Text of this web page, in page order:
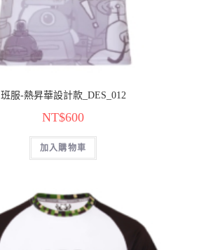
班服-熱昇華設計款_DES_012
NT$600
加入購物車